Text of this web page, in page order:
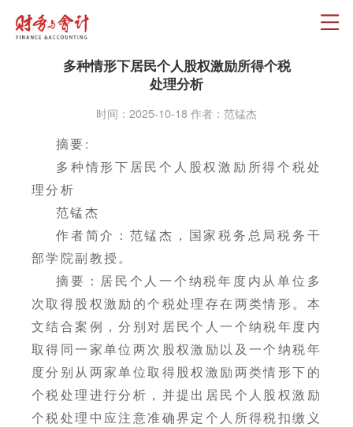
多种情形下居民个人股权激励所得个税
处理分析
时间：2025-10-18 作者：范锰杰
摘要:
多种情形下居民个人股权激励所得个税处
理分析
范锰杰
作者简介：范锰杰，国家税务总局税务干
部学院副教授。
摘要：居民个人一个纳税年度内从单位多
次取得股权激励的个税处理存在两类情形。本
文结合案例，分别对居民个人一个纳税年度内
取得同一家单位两次股权激励以及一个纳税年
度分别从两家单位取得股权激励两类情形下的
个税处理进行分析，并提出居民个人股权激励
个税处理中应注意准确界定个人所得税扣缴义